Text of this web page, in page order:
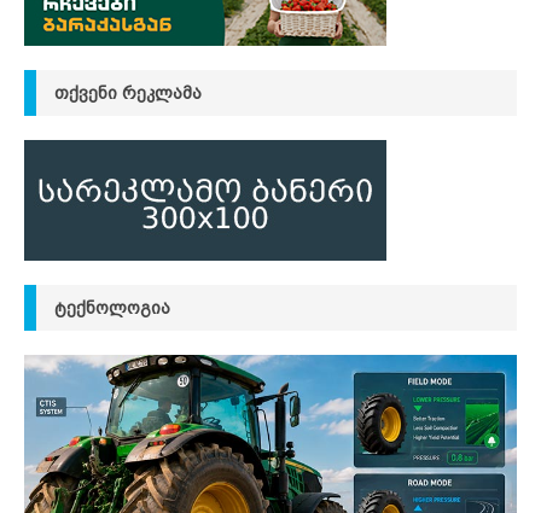
ᲗᲥᲕᲔᲜᲘ ᲠᲔᲙᲚᲐᲛᲐ
ᲢᲔᲥᲜᲝᲚᲝᲒᲘᲐ